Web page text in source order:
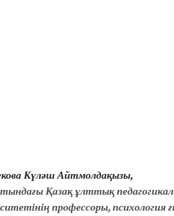
Күләш Айтмолдақызы,
Қазақ ұлттық
профессоры,